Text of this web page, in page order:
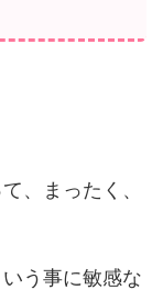
、まったく、
う事に敏感な